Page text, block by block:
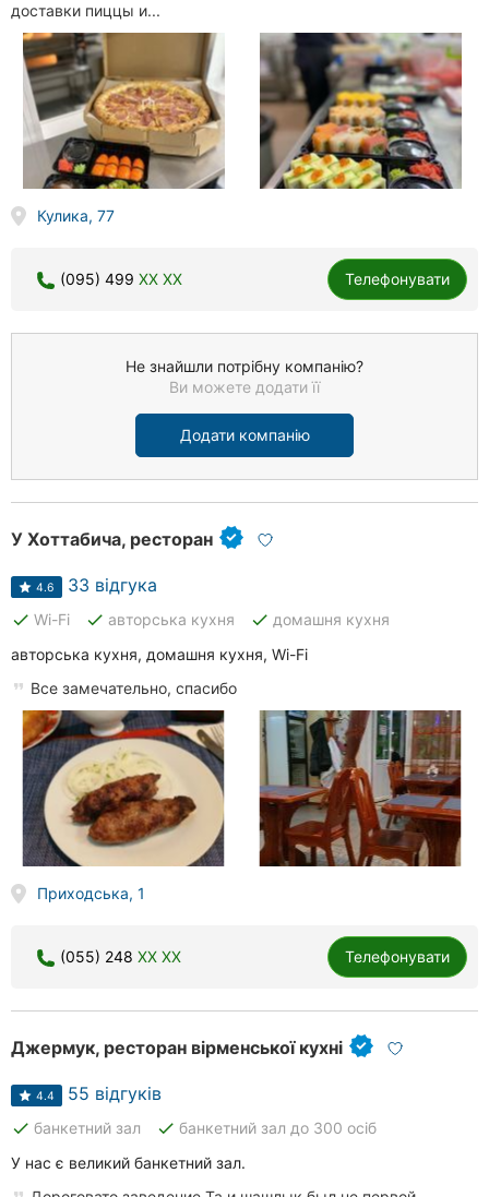
доставки пиццы и...
Кулика, 77
(095) 499 XX XX Телефонувати
Не знайшли потрібну компанію?
Ви можете додати її
Додати компанію
У Хоттабича, ресторан
4.6 33 відгука
done Wi-Fi done авторська кухня done домашня кухня
авторська кухня, домашня кухня, Wi-Fi
Все замечательно, спасибо
Приходська, 1
(055) 248 XX XX Телефонувати
Джермук, ресторан вірменської кухні
4.4 55 відгуків
done банкетний зал done банкетний зал до 300 осіб
У нас є великий банкетний зал.